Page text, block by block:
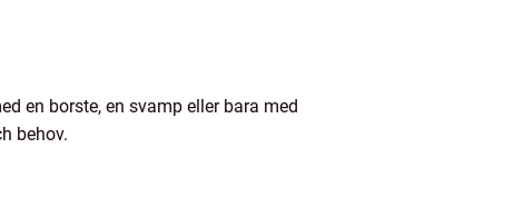
en borste, en svamp eller bara med
behov.